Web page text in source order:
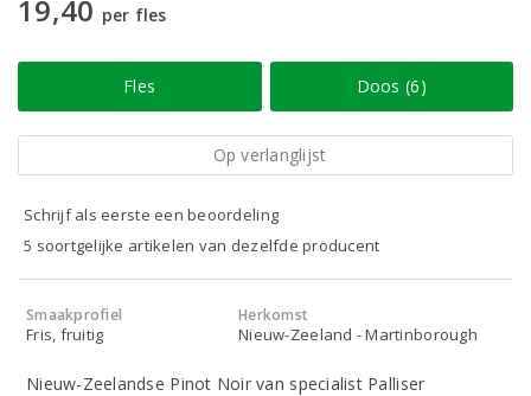
19,40 per fles
Fles Doos (6)
Op verlanglijst
Schrijf als eerste een beoordeling
5 soortgelijke artikelen van dezelfde producent
Smaakprofiel
Fris, fruitig
Herkomst
Nieuw-Zeeland - Martinborough
Nieuw-Zeelandse Pinot Noir van specialist Palliser